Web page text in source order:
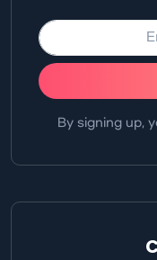
By signing up,